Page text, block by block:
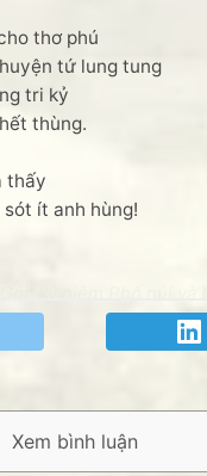
thơ phú
tứ lung tung
tri kỷ
thùng.
thấy
ít anh hùng!